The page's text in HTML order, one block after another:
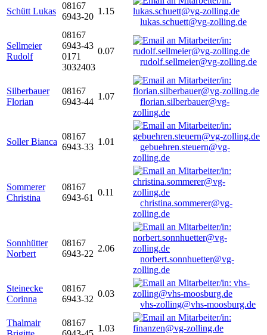
Schütt Lukas
08167
6943-20
1.15
lukas.schuett@vg-zolling.de
Sellmeier
Rudolf
08167
6943-43
0171
3032403
0.07
rudolf.sellmeier@vg-zolling.de
Silberbauer
Florian
08167
6943-44
1.07
florian.silberbauer@vg-
zolling.de
Soller Bianca
08167
6943-33
1.01
gebuehren.steuern@vg-
zolling.de
Sommerer
Christina
08167
6943-61
0.11
christina.sommerer@vg-
zolling.de
Sonnhütter
Norbert
08167
6943-22
2.06
norbert.sonnhuetter@vg-
zolling.de
Steinecke
Corinna
08167
6943-32
0.03
vhs-zolling@vhs-moosburg.de
Thalmair
08167
1.03